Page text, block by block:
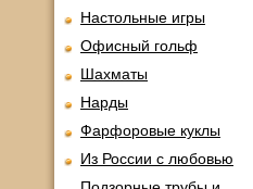
Настольные игры
Офисный гольф
Шахматы
Нарды
Фарфоровые куклы
Из России с любовью